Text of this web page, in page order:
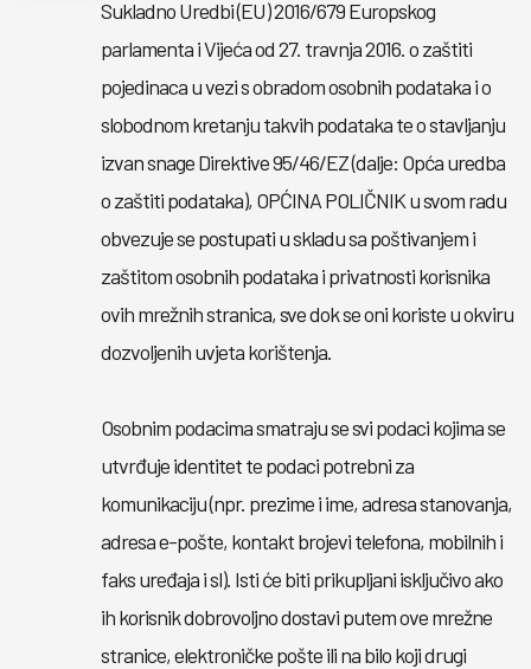
Sukladno Uredbi (EU) 2016/679 Europskog
parlamenta i Vijeća od 27. travnja 2016. o zaštiti
pojedinaca u vezi s obradom osobnih podataka i o
slobodnom kretanju takvih podataka te o stavljanju
izvan snage Direktive 95/46/EZ (dalje: Opća uredba
o zaštiti podataka), OPĆINA POLIČNIK u svom radu
obvezuje se postupati u skladu sa poštivanjem i
zaštitom osobnih podataka i privatnosti korisnika
ovih mrežnih stranica, sve dok se oni koriste u okviru
dozvoljenih uvjeta korištenja.
Osobnim podacima smatraju se svi podaci kojima se
utvrđuje identitet te podaci potrebni za
komunikaciju (npr. prezime i ime, adresa stanovanja,
adresa e-pošte, kontakt brojevi telefona, mobilnih i
faks uređaja i sl). Isti će biti prikupljani isključivo ako
ih korisnik dobrovoljno dostavi putem ove mrežne
stranice, elektroničke pošte ili na bilo koji drugi